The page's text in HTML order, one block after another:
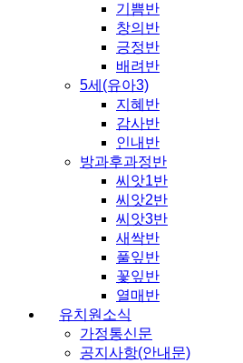
기쁨반
창의반
긍정반
배려반
5세(유아3)
지혜반
감사반
인내반
방과후과정반
씨앗1반
씨앗2반
씨앗3반
새싹반
풀잎반
꽃잎반
열매반
유치원소식
가정통신문
공지사항(안내문)